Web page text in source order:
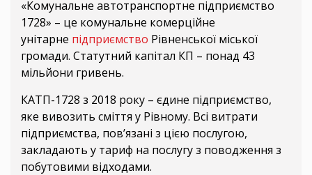
«Комунальне автотранспортне підприємство
1728» – це комунальне комерційне
унітарне підприємство Рівненської міської
громади. Статутний капітал КП – понад 43
мільйони гривень.
КАТП-1728 з 2018 року – єдине підприємство,
яке вивозить сміття у Рівному. Всі витрати
підприємства, пов’язані з цією послугою,
закладають у тариф на послугу з поводження з
побутовими відходами.